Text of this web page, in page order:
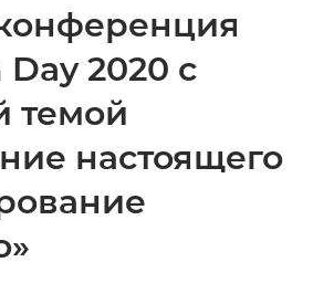
Day 2020 с
темой
настоящего